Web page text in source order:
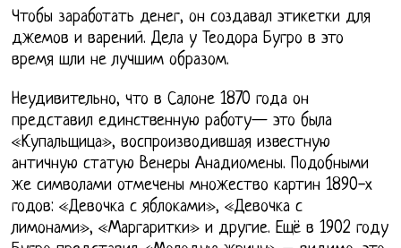
Чтобы заработать денег, он создавал этикетки для
джемов и варений. Дела у Теодора Бугро в это
время шли не лучшим образом.
Неудивительно, что в Салоне 1870 года он
представил единственную работу— это была
«Купальщица», воспроизводившая известную
античную статую Венеры Анадиомены. Подобными
же символами отмечены множество картин 1890-х
годов: «Девочка с яблоками», «Девочка с
лимонами», «Маргаритки» и другие. Ещё в 1902 году